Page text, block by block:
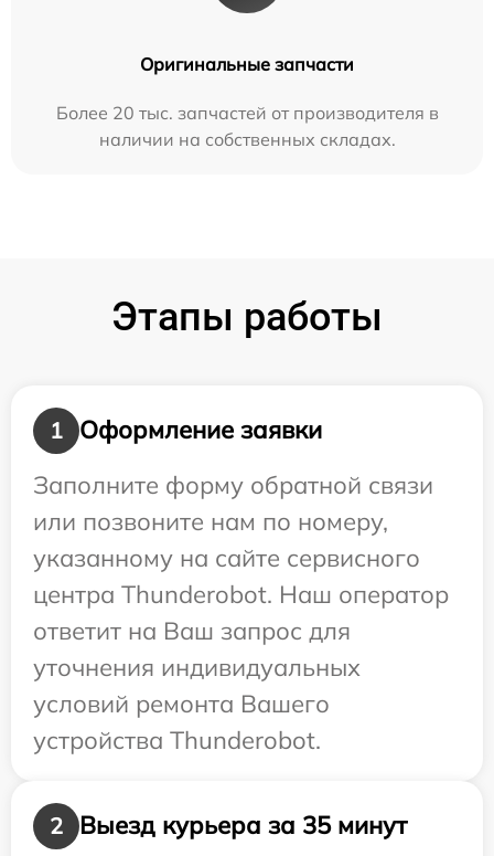
Оригинальные запчасти
Более 20 тыс. запчастей от производителя в
наличии на собственных складах.
Этапы работы
1
Оформление заявки
Заполните форму обратной связи
или позвоните нам по номеру,
указанному на сайте сервисного
центра Thunderobot. Наш оператор
ответит на Ваш запрос для
уточнения индивидуальных
условий ремонта Вашего
устройства Thunderobot.
2 Выезд курьера за 35 минут